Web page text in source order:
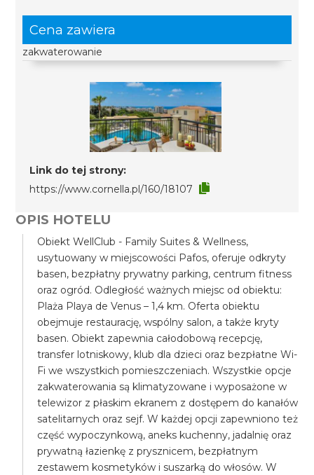
Cena zawiera
zakwaterowanie
Link do tej strony:
https://www.cornella.pl/160/18107
OPIS HOTELU
Obiekt WellClub - Family Suites & Wellness,
usytuowany w miejscowości Pafos, oferuje odkryty
basen, bezpłatny prywatny parking, centrum fitness
oraz ogród. Odległość ważnych miejsc od obiektu:
Plaża Playa de Venus – 1,4 km. Oferta obiektu
obejmuje restaurację, wspólny salon, a także kryty
basen. Obiekt zapewnia całodobową recepcję,
transfer lotniskowy, klub dla dzieci oraz bezpłatne Wi-
Fi we wszystkich pomieszczeniach. Wszystkie opcje
zakwaterowania są klimatyzowane i wyposażone w
telewizor z płaskim ekranem z dostępem do kanałów
satelitarnych oraz sejf. W każdej opcji zapewniono też
część wypoczynkową, aneks kuchenny, jadalnię oraz
prywatną łazienkę z prysznicem, bezpłatnym
zestawem kosmetyków i suszarką do włosów. W